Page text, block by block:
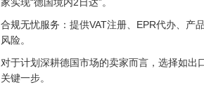
合规无忧服务：提供VAT注册、EPR代办、产
风险。
对于计划深耕德国市场的卖家而言，选择如
关键一步。